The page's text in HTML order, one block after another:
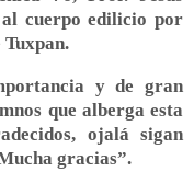
cuerpo edilicio por
Tuxpan.
y de gran
que alberga esta
ojalá sigan
gracias”.